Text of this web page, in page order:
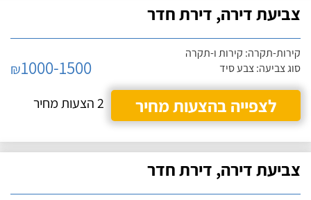
צביעת דירה, דירת חדר
קירות-תקרה: קירות ו-תקרה
סוג צביעה: צבע סיד
₪1000-1500
לצפייה בהצעות מחיר
2 הצעות מחיר
צביעת דירה, דירת חדר